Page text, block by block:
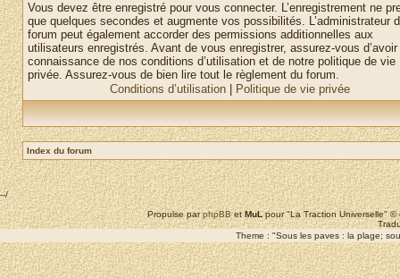
Vous devez être enregistré pour vous connecter. L’enregistrement ne
que quelques secondes et augmente vos possibilités. L’administrateur
forum peut également accorder des permissions additionnelles aux
utilisateurs enregistrés. Avant de vous enregistrer, assurez-vous
connaissance de nos conditions d’utilisation et de notre politique de vie
privée. Assurez-vous de bien lire tout le règlement du forum.
Conditions d’utilisation
Politique de vie privée
Index du forum
--/
Propulse parphpBBetMuLpour "La Traction Universelle"
Theme : "Sous les paves : la plage;